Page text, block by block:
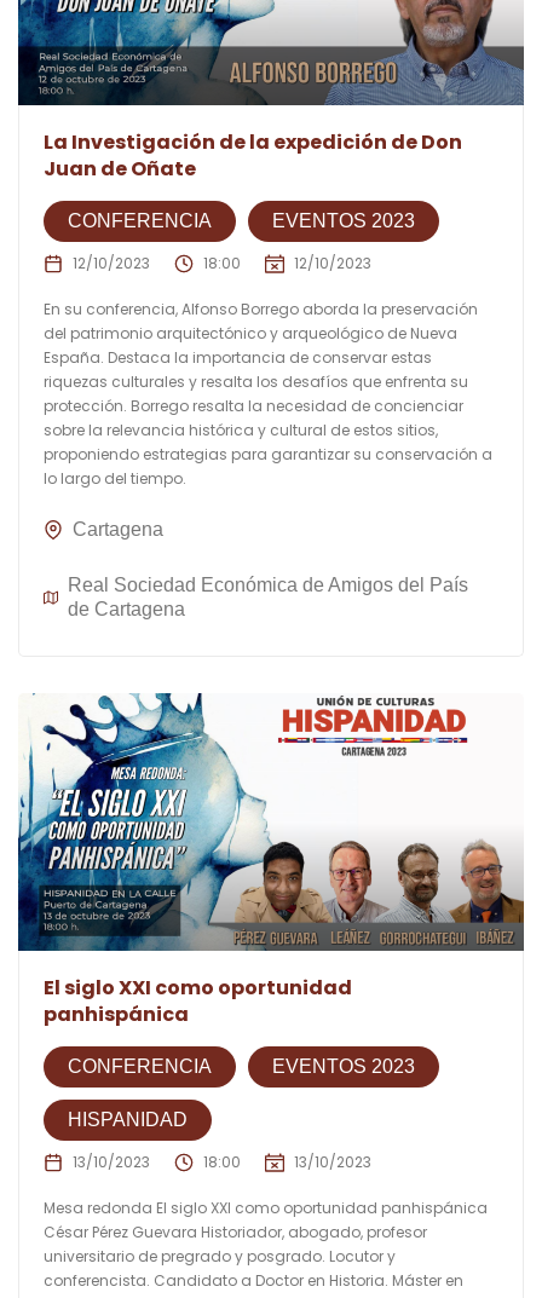
La Investigación de la expedición de Don
Juan de Oñate
CONFERENCIA EVENTOS 2023
12/10/2023 18:00 12/10/2023
En su conferencia, Alfonso Borrego aborda la preservación
del patrimonio arquitectónico y arqueológico de Nueva
España. Destaca la importancia de conservar estas
riquezas culturales y resalta los desafíos que enfrenta su
protección. Borrego resalta la necesidad de concienciar
sobre la relevancia histórica y cultural de estos sitios,
proponiendo estrategias para garantizar su conservación a
lo largo del tiempo.
Cartagena
Real Sociedad Económica de Amigos del País
de Cartagena
El siglo XXI como oportunidad
panhispánica
CONFERENCIA EVENTOS 2023
HISPANIDAD
13/10/2023 18:00 13/10/2023
Mesa redonda El siglo XXI como oportunidad panhispánica
César Pérez Guevara Historiador, abogado, profesor
universitario de pregrado y posgrado. Locutor y
conferencista. Candidato a Doctor en Historia. Máster en